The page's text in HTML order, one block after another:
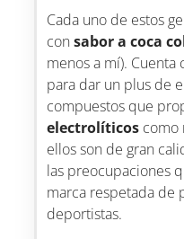
Cada uno de estos
consabor a coca
menos a mí). Cuenta
para dar un plus de
compuestos que
electrolíticos como
ellos son de gran
las preocupaciones
marca respetada de
deportistas.